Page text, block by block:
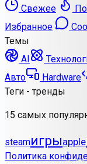
Свежее
Избранное
Темы
AI
Авто
Hardware
Теги - тренды
15 самых
steamигрыapple
Политика